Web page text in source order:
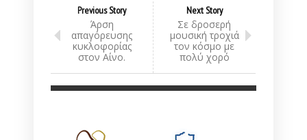
Previous Story
Άρση
απαγόρευσης
κυκλοφορίας
στον Αίνο.
Next Story
Σε δροσερή
μουσική τροχιά
τον κόσμο με
πολύ χορό